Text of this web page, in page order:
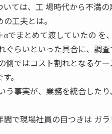
ては、工 場時代から不満の
工夫とは。
αでまとめて渡していたの
ぐらいといった具合に、調
側ではコスト割れとなるケ
。
う事実が、業務を統合した
で現場社員の目つきは ガラ